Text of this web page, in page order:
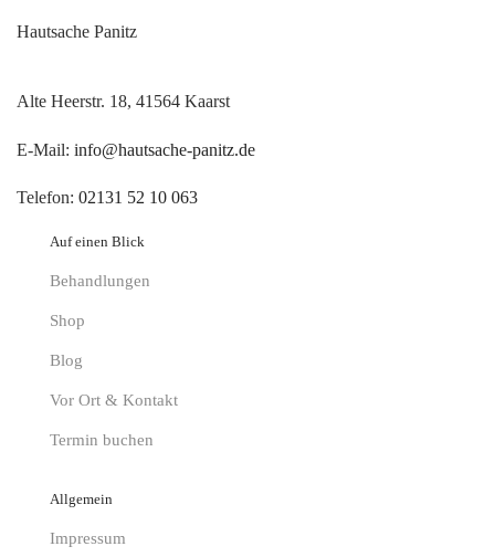
Hautsache Panitz
Alte Heerstr. 18, 41564 Kaarst
E-Mail: info@hautsache-panitz.de
Telefon: 02131 52 10 063
Auf einen Blick
Behandlungen
Shop
Blog
Vor Ort & Kontakt
Termin buchen
Allgemein
Impressum